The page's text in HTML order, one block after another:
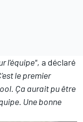
l'équipe", a déclaré
le premier
Ça aurait pu être
Une bonne